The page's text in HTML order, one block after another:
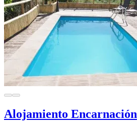
Alojamiento Encarnación